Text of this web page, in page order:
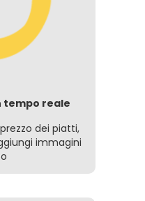
tempo reale
dei piatti,
immagini